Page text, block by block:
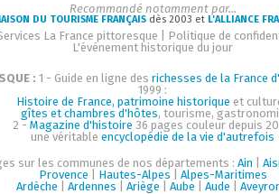
Recommandé notamment par...
DU TOURISME FRANÇAISdès 2003 et L'ALLIANCE
La France pittoresque
Politique de
L'événement historique du jour
: 1 - Guide en ligne des richesses de la France
1999 :
Histoire de France, patrimoine historique et
gîtes et chambres d'hôtes, tourisme,
2 - Magazine d'histoire 36 pages couleur depuis
une véritable encyclopédie de la vie d'autrefois
sur les communes de nos départements : Ain
Provence
Hautes-Alpes
Alpes-Maritimes
Ardèche
Ardennes Ariège Aube Aude